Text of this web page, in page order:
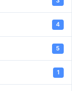
4
5
1